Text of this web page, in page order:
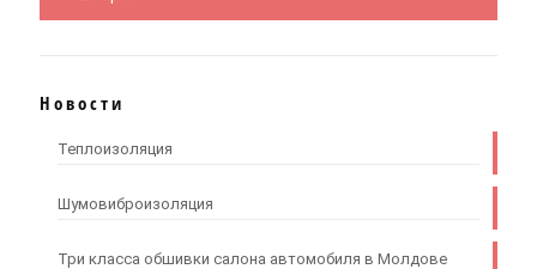
Новости
Теплоизоляция
Шумовиброизоляция
Три класса обшивки салона автомобиля в Молдове